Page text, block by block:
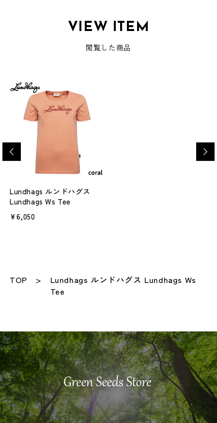
VIEW ITEM
閲覧した商品
Lundhags ルンドハグス
Lundhags Ws Tee
¥6,050
TOP
Lundhags ルンドハグス Lundhags Ws
Tee